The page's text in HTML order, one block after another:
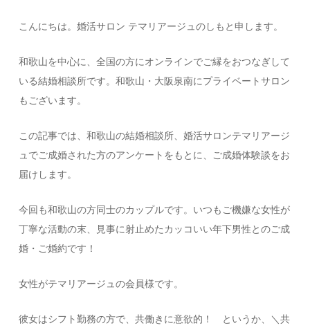
こんにちは。婚活サロン テマリアージュのしもと申します。
和歌山を中心に、全国の方にオンラインでご縁をおつなぎして
いる結婚相談所です。和歌山・大阪泉南にプライベートサロン
もございます。
この記事では、和歌山の結婚相談所、婚活サロンテマリアージ
ュでご成婚された方のアンケートをもとに、ご成婚体験談をお
届けします。
今回も和歌山の方同士のカップルです。いつもご機嫌な女性が
丁寧な活動の末、見事に射止めたカッコいい年下男性とのご成
婚・ご婚約です！
女性がテマリアージュの会員様です。
彼女はシフト勤務の方で、共働きに意欲的！ というか、＼共